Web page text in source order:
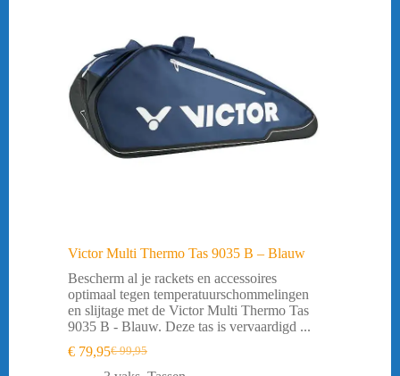
Victor Multi Thermo Tas 9035 B – Blauw
Bescherm al je rackets en accessoires
optimaal tegen temperatuurschommelingen
en slijtage met de Victor Multi Thermo Tas
9035 B - Blauw. Deze tas is vervaardigd ...
€99,95
Oorspronkelijke
€ 79,95Huidige